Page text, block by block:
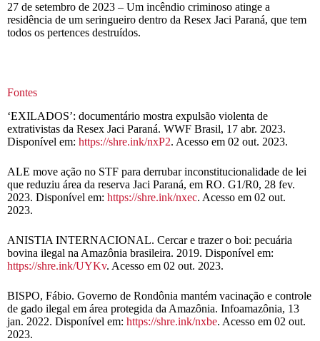
27 de setembro de 2023 – Um incêndio criminoso atinge a
residência de um seringueiro dentro da Resex Jaci Paraná, que tem
todos os pertences destruídos.
Fontes
‘EXILADOS’: documentário mostra expulsão violenta de
extrativistas da Resex Jaci Paraná. WWF Brasil, 17 abr. 2023.
Disponível em: https://shre.ink/nxP2. Acesso em 02 out. 2023.
ALE move ação no STF para derrubar inconstitucionalidade de lei
que reduziu área da reserva Jaci Paraná, em RO. G1/R0, 28 fev.
2023. Disponível em: https://shre.ink/nxec. Acesso em 02 out.
2023.
ANISTIA INTERNACIONAL. Cercar e trazer o boi: pecuária
bovina ilegal na Amazônia brasileira. 2019. Disponível em:
https://shre.ink/UYKv. Acesso em 02 out. 2023.
BISPO, Fábio. Governo de Rondônia mantém vacinação e controle
de gado ilegal em área protegida da Amazônia. Infoamazônia, 13
jan. 2022. Disponível em: https://shre.ink/nxbe. Acesso em 02 out.
2023.